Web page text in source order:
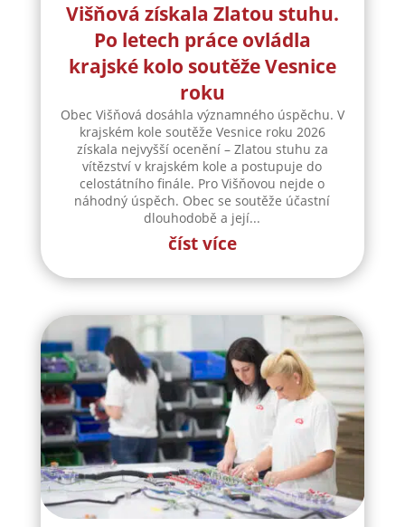
Višňová získala Zlatou stuhu.
Po letech práce ovládla
krajské kolo soutěže Vesnice
roku
Obec Višňová dosáhla významného úspěchu. V
krajském kole soutěže Vesnice roku 2026
získala nejvyšší ocenění – Zlatou stuhu za
vítězství v krajském kole a postupuje do
celostátního finále. Pro Višňovou nejde o
náhodný úspěch. Obec se soutěže účastní
dlouhodobě a její...
číst více